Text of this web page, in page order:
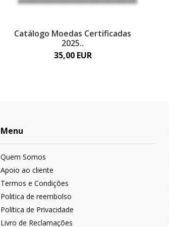
Catálogo Moedas Certificadas
2025..
35,00 EUR
Menu
Quem Somos
Apoio ao cliente
Termos e Condições
Politica de reembolso
Política de Privacidade
Livro de Reclamações